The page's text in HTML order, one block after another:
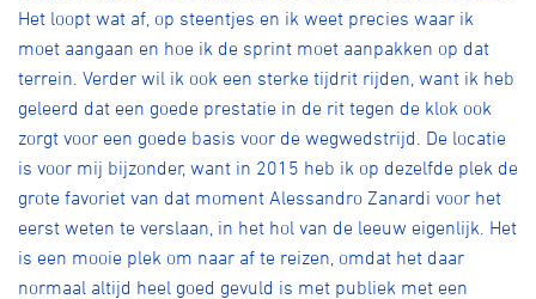
Het loopt wat af, op steentjes en ik weet precies waar ik
moet aangaan en hoe ik de sprint moet aanpakken op dat
terrein. Verder wil ik ook een sterke tijdrit rijden, want ik heb
geleerd dat een goede prestatie in de rit tegen de klok ook
zorgt voor een goede basis voor de wegwedstrijd. De locatie
is voor mij bijzonder, want in 2015 heb ik op dezelfde plek de
grote favoriet van dat moment Alessandro Zanardi voor het
eerst weten te verslaan, in het hol van de leeuw eigenlijk. Het
is een mooie plek om naar af te reizen, omdat het daar
normaal altijd heel goed gevuld is met publiek met een